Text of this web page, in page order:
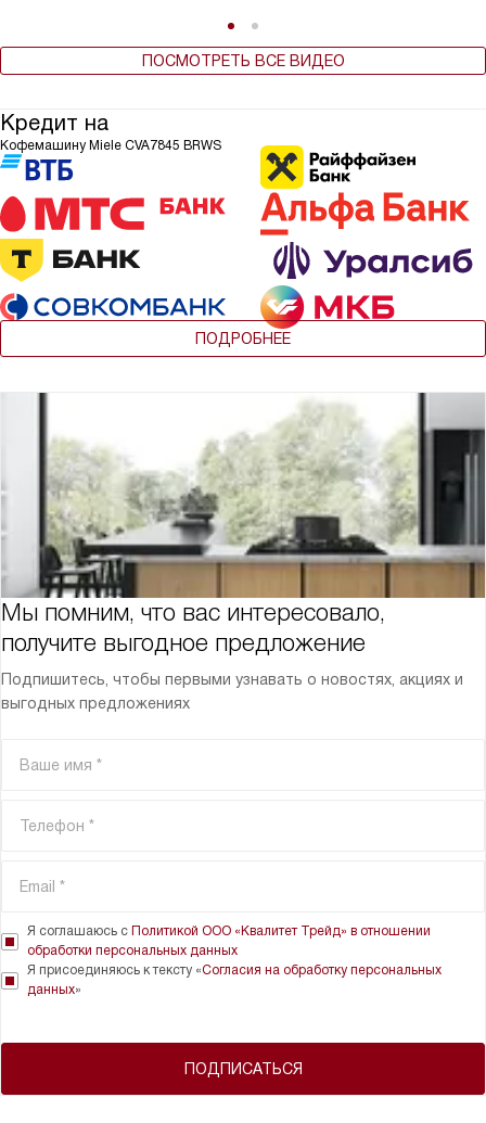
ПОСМОТРЕТЬ ВСЕ ВИДЕО
Кредит на
Кофемашину Miele CVA7845 BRWS
ПОДРОБНЕЕ
Мы помним, что вас интересовало,
получите выгодное предложение
Подпишитесь, чтобы первыми узнавать о новостях, акциях и
выгодных предложениях
ПОДПИСАТЬСЯ
Я соглашаюсь с Политикой ООО «Квалитет Трейд» в отношении
обработки персональных данных
Я присоединяюсь к тексту «Согласия на обработку персональных
данных»